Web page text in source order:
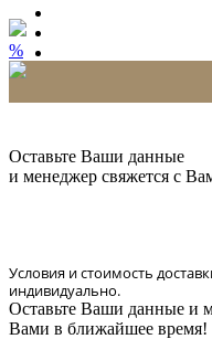
%
Оставьте Ваши данные
и менеджер свяжется с
Условия и стоимость
индивидуально.
Оставьте Ваши данные и
Вами в ближайшее время!